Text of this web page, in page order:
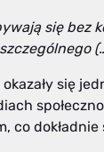
się bez
się
co dokładnie